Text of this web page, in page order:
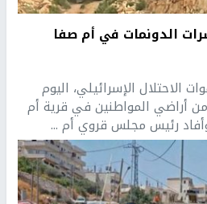
الدونمات في أم صفا
الاحتلال الإسرائيلي، اليوم
من أراضي المواطنين في قرية أم
رئيس مجلس قروي أم ...